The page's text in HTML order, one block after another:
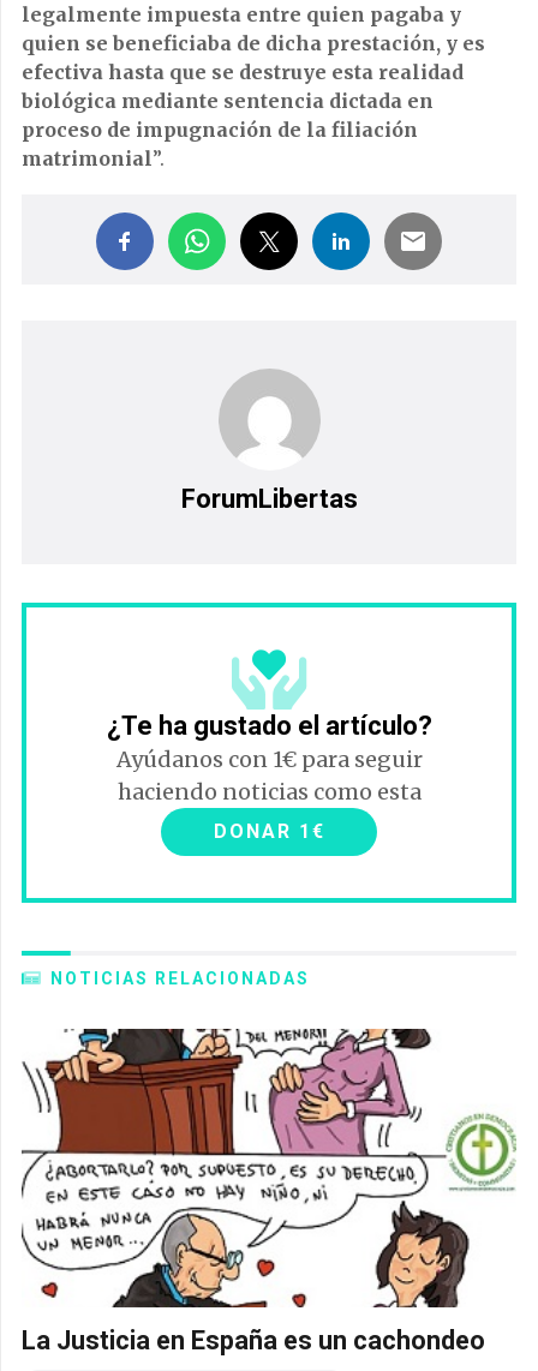
legalmente impuesta entre quien pagaba y
quien se beneficiaba de dicha prestación, y es
efectiva hasta que se destruye esta realidad
biológica mediante sentencia dictada en
proceso de impugnación de la filiación
matrimonial”.
ForumLibertas
¿Te ha gustado el artículo?
Ayúdanos con 1€ para seguir
haciendo noticias como esta
DONAR 1€
NOTICIAS RELACIONADAS
La Justicia en España es un cachondeo